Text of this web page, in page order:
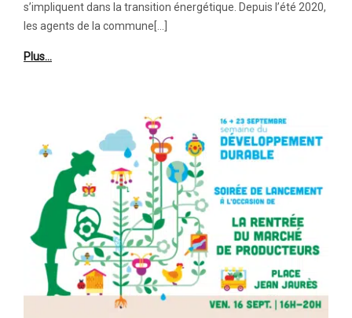
s’impliquent dans la transition énergétique. Depuis l’été 2020,
les agents de la commune[…]
Plus…